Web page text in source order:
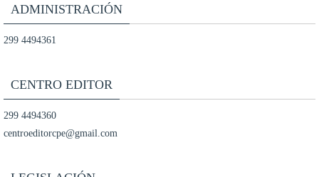
ADMINISTRACIÓN
299 4494361
CENTRO EDITOR
299 4494360
centroeditorcpe@gmail.com